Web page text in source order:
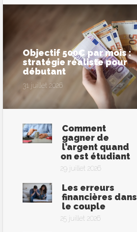
Objectif 500€ par mois :
stratégie réaliste pour
débutant
31 juillet 2026
Comment
gagner de
l’argent quand
on est étudiant
29 juillet 2026
Les erreurs
financières dans
le couple
25 juillet 2026